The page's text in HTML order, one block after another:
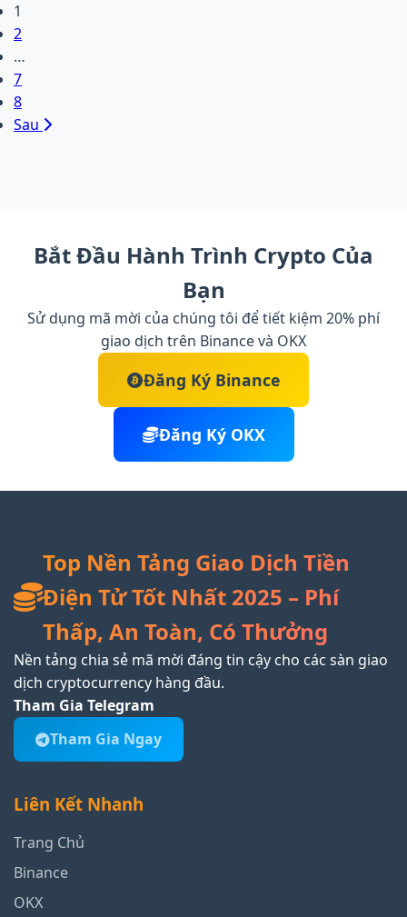
1
2
…
7
8
Sau
Bắt Đầu Hành Trình Crypto Của
Bạn
Sử dụng mã mời của chúng tôi để tiết kiệm 20% phí
giao dịch trên Binance và OKX
Đăng Ký Binance
Đăng Ký OKX
Top Nền Tảng Giao Dịch Tiền
Điện Tử Tốt Nhất 2025 – Phí
Thấp, An Toàn, Có Thưởng
Nền tảng chia sẻ mã mời đáng tin cậy cho các sàn giao
dịch cryptocurrency hàng đầu.
Tham Gia Telegram
Tham Gia Ngay
Liên Kết Nhanh
Trang Chủ
Binance
OKX